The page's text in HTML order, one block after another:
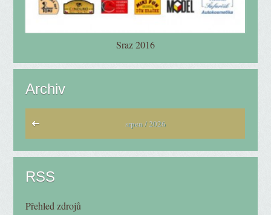
Sraz 2016
Archiv
srpen / 2026
RSS
Přehled zdrojů